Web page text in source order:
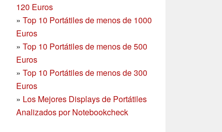
120 Euros
» Top 10 Portátiles de menos de 1000
Euros
» Top 10 Portátiles de menos de 500
Euros
» Top 10 Portátiles de menos de 300
Euros
» Los Mejores Displays de Portátiles
Analizados por Notebookcheck